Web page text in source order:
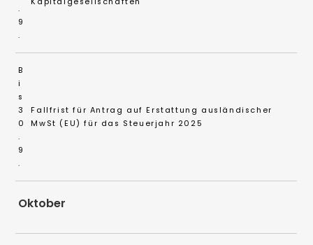
.
9
.
B
i
s
3
0
.
9
.
Fallfrist für Antrag auf Erstattung ausländischer
MwSt (EU) für das Steuerjahr 2025
Oktober